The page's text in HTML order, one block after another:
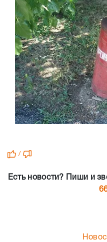
/
Есть новости? Пиши и